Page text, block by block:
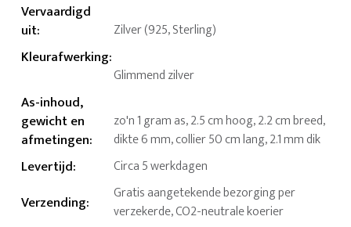
Vervaardigd
uit: Zilver (925, Sterling)
Kleurafwerking:
Glimmend zilver
As-inhoud,
gewicht en
afmetingen:
zo'n 1 gram as, 2.5 cm hoog, 2.2 cm breed,
dikte 6 mm, collier 50 cm lang, 2.1 mm dik
Levertijd: Circa 5 werkdagen
Verzending:
Gratis aangetekende bezorging per
verzekerde, CO2-neutrale koerier